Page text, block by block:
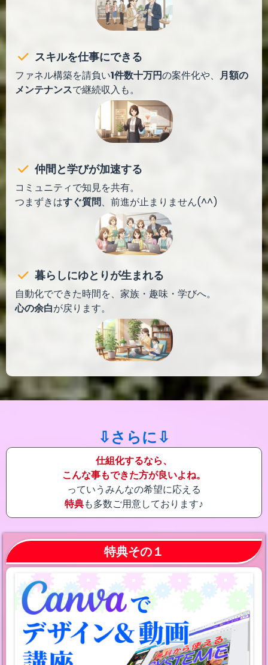
スキルを仕事にできる
ファネル構築を請負い1件数十万円の案件化や、 月額の
メンテナンスで継続収入も。
仲間と学びが加速する
コミュニティで知見を共有。
つまずきはすぐ質問、前進が止まりません(^^)
暮らしにゆとりが生まれる
自動化でできた時間を、家族・趣味・学びへ。
心の余白が戻ります。
⇩さらに⇩
仕組化するなら、
こんな事もできた方が良いよね。
っていうみんなの希望に応える
特典も多数ご用意しております♪
特典その１